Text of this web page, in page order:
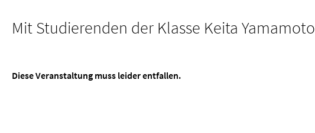
Mit Studierenden der Klasse Keita Yamamoto
Diese Veranstaltung muss leider entfallen.